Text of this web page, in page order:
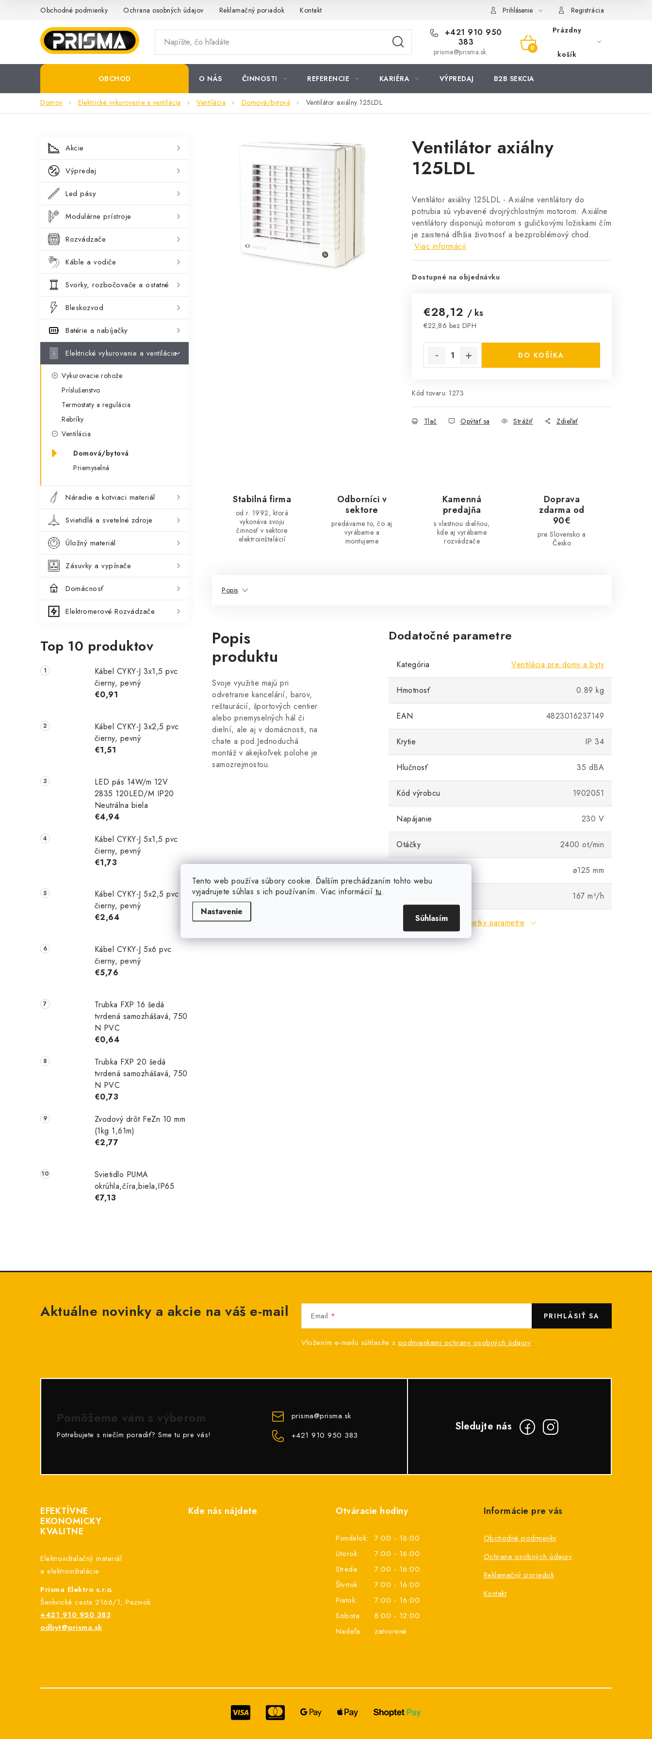
Tento web používa súbory cookie. Ďalším prechádzaním tohto webu
vyjadrujete súhlas s ich používaním. Viac informácií tu.
Nastavenie
Súhlasím
Obchodné podmienky Ochrana osobných údajov Reklamačný poriadok Kontakt Prihlásenie Registrácia
+421 910 950
383
prisma@prisma.sk
NÁKUPNÝ
KOŠÍK
Prázdny
košík
OBCHOD O NÁS ČINNOSTI REFERENCIE KARIÉRA VÝPREDAJ B2B SEKCIA
Domov Elektrické vykurovanie a ventilácia Ventilácia Domová/bytová Ventilátor axiálny 125LDL
B
o
č
n
p
a
n
e
Preskočiť
kategórie
K
a
g
ó
i
e
Akcie
Výpredaj
Led pásy
Modulárne prístroje
Rozvádzače
Káble a vodiče
Svorky, rozbočovače a ostatné
Bleskozvod
Batérie a nabíjačky
Elektrické vykurovanie a ventilácia
Vykurovacie rohože
Príslušenstvo
Termostaty a regulácia
Rebríky
Ventilácia
Domová/bytová
Priemyselná
Náradie a kotviaci materiál
Svietidlá a svetelné zdroje
Úložný materiál
Zásuvky a vypínače
Domácnosť
Elektromerové Rozvádzače
Top 10 produktov
Kábel CYKY-J 3x1,5 pvc
čierny, pevný
€0,91
Kábel CYKY-J 3x2,5 pvc
čierny, pevný
€1,51
LED pás 14W/m 12V
2835 120LED/M IP20
Neutrálna biela
€4,94
Kábel CYKY-J 5x1,5 pvc
čierny, pevný
€1,73
Kábel CYKY-J 5x2,5 pvc
čierny, pevný
€2,64
Kábel CYKY-J 5x6 pvc
čierny, pevný
€5,76
Trubka FXP 16 šedá
tvrdená samozhášavá, 750
N PVC
€0,64
Trubka FXP 20 šedá
tvrdená samozhášavá, 750
N PVC
€0,73
Zvodový drôt FeZn 10 mm
(1kg 1,61m)
€2,77
Svietidlo PUMA
okrúhla,číra,biela,IP65
€7,13
Ventilátor axiálny
125LDL
Ventilátor axiálny 125LDL - Axiálne ventilátory do
potrubia sú vybavené dvojrýchlostným motorom. Axiálne
ventilátory disponujú motorom s guličkovými ložiskami čím
je zaistená dlhšia životnosť a bezproblémový chod.
Viac informácií
Dostupné na objednávku
€28,12 / ks
€22,86 bez DPH
DO KOŠÍKA
Kód tovaru: 1273
Tlač Opýtať sa Strážiť Zdieľať
Stabilná firma
od r. 1992, ktorá
vykonáva svoju
činnosť v sektore
elektroinštalácií
Odborníci v
sektore
predávame to, čo aj
vyrábame a
montujeme
Kamenná
predajňa
s vlastnou dielňou,
kde aj vyrábame
rozvádzače
Doprava
zdarma od
90€
pre Slovensko a
Česko
Popis
Popis
produktu
Svoje využitie majú pri
odvetranie kancelárií, barov,
reštaurácií, športových centier
alebo priemyselných hál či
dielní, ale aj v domácnosti, na
chate a pod.Jednoduchá
montáž v akejkoľvek polohe je
samozrejmostou.
Dodatočné parametre
Kategória Ventilácia pre domy a byty
Hmotnosť 0.89 kg
EAN 4823016237149
Krytie IP 34
Hlučnosť 35 dBA
Kód výrobcu 1902051
Napájanie 230 V
Otáčky 2400 ot/min
ø125 mm
167 m³/h
Všetky parametre
Aktuálne novinky a akcie na váš e-mail Email
Vložením e-mailu súhlasíte s podmienkami ochrany osobných údajov
PRIHLÁSIŤ SA
Pomôžeme vám s výberom
Potrebujete s niečím poradiť? Sme tu pre vás!
prisma@prisma.sk
+421 910 950 383
EFEKTÍVNE
EKONOMICKY
KVALITNE
Elektroinštalačný materiál
a elektroinštalácie
Prisma Elektro s.r.o.
Šenkvická cesta 2166/1, Pezinok
+421 910 950 383
odbyt@prisma.sk
Kde nás nájdete Otváracie hodiny
Pondelok:
7:00 - 16:00
Utorok:
7:00 - 16:00
Streda:
7:00 - 16:00
Štvrtok:
7:00 - 16:00
Piatok:
7:00 - 16:00
Sobota:
8:00 - 12:00
Nedeľa:
zatvorené
Informácie pre vás
Obchodné podmienky
Ochrana osobných údajov
Reklamačný poriadok
Kontakt